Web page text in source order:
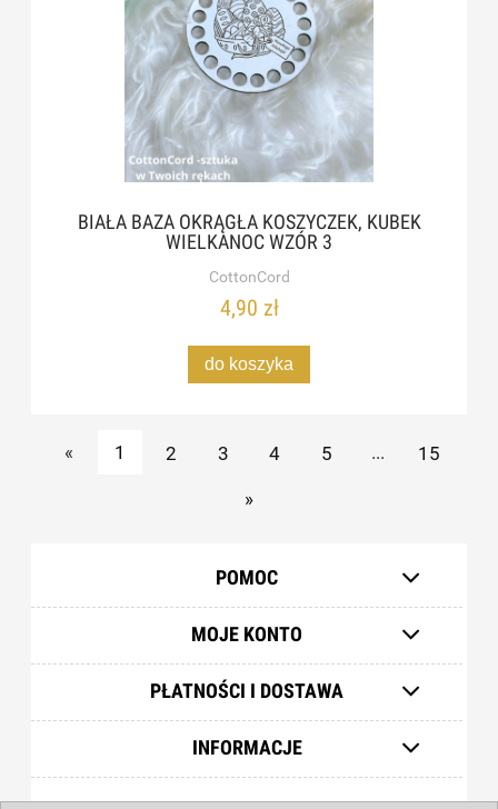
BIAŁA BAZA OKRĄGŁA KOSZYCZEK, KUBEK
WIELKANOC WZÓR 3
CottonCord
4,90 zł
do koszyka
« 1 2 3 4 5 ... 15
»
POMOC
MOJE KONTO
PŁATNOŚCI I DOSTAWA
INFORMACJE